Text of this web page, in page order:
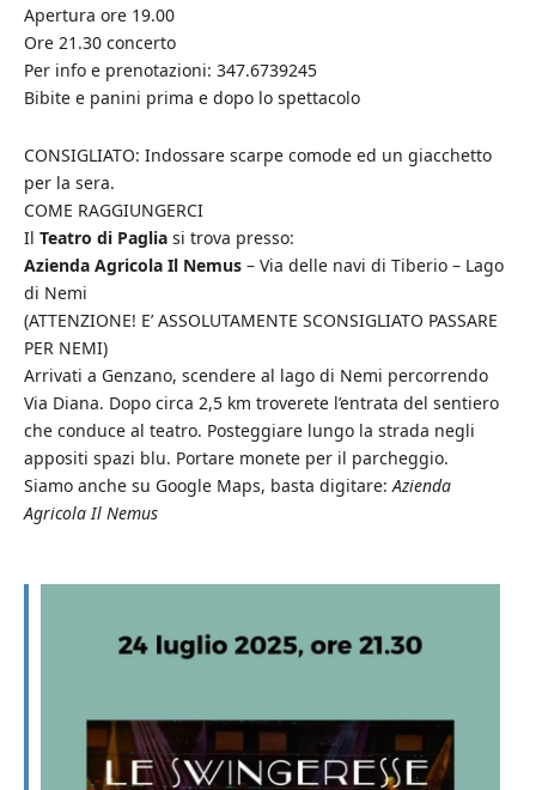
Apertura ore 19.00
Ore 21.30 concerto
Per info e prenotazioni: 347.6739245
Bibite e panini prima e dopo lo spettacolo
CONSIGLIATO: Indossare scarpe comode ed un giacchetto
per la sera.
COME RAGGIUNGERCI
Il Teatro di Paglia si trova presso:
Azienda Agricola Il Nemus – Via delle navi di Tiberio – Lago
di Nemi
(ATTENZIONE! E’ ASSOLUTAMENTE SCONSIGLIATO PASSARE
PER NEMI)
Arrivati a Genzano, scendere al lago di Nemi percorrendo
Via Diana. Dopo circa 2,5 km troverete l’entrata del sentiero
che conduce al teatro. Posteggiare lungo la strada negli
appositi spazi blu. Portare monete per il parcheggio.
Siamo anche su Google Maps, basta digitare:Azienda
Agricola Il Nemus